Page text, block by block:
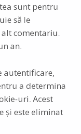
sunt pentru
să le
comentariu.
an.
autentificare,
a determina
uri. Acest
și este eliminat